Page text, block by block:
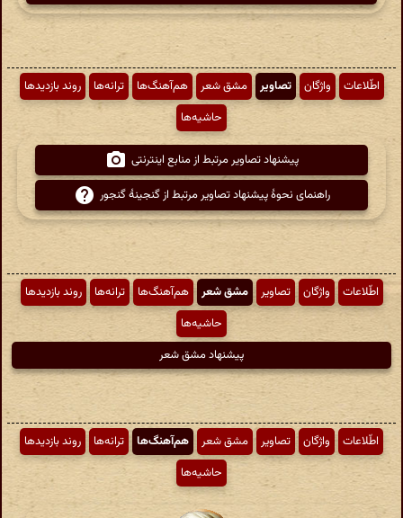
اطّلاعات واژگان تصاویر مشق شعر هم‌آهنگ‌ها ترانه‌ها
روند بازدیدها
حاشیه‌ها
پیشنهاد تصاویر مرتبط از منابع اینترنتی
راهنمای نحوهٔ پیشنهاد تصاویر مرتبط از گنجینهٔ گنجور
اطّلاعات واژگان تصاویر مشق شعر هم‌آهنگ‌ها ترانه‌ها
روند بازدیدها
حاشیه‌ها
پیشنهاد مشق شعر
اطّلاعات واژگان تصاویر مشق شعر هم‌آهنگ‌ها ترانه‌ها
روند بازدیدها
حاشیه‌ها